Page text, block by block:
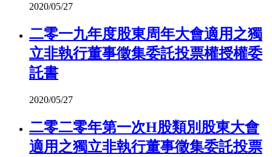
2020/05/27
二零一九年度股東周年大會適用之獨
立非執行董事徵集委託投票權授權委
託書
2020/05/27
二零二零年第一次H股類別股東大會
適用之獨立非執行董事徵集委託投票